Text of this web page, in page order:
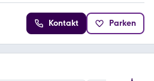
Kontakt Parken